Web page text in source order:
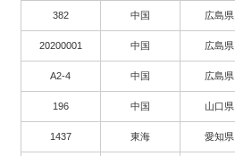
382 中国 広島県
20200001 中国 広島県
A2-4 中国 広島県
196 中国 山口県
1437 東海 愛知県